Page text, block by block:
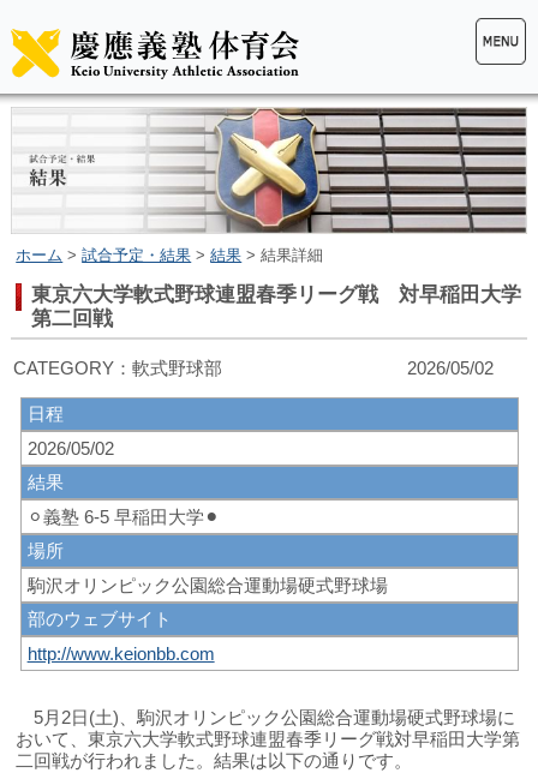
ホーム >試合予定・結果 >結果 > 結果詳細
東京六大学軟式野球連盟春季リーグ戦 対早稲田大学
第二回戦
CATEGORY：軟式野球部 2026/05/02
日程
2026/05/02
結果
⚪︎義塾 6-5 早稲田大学⚫︎
場所
駒沢オリンピック公園総合運動場硬式野球場
部のウェブサイト
http://www.keionbb.com
5月2日(土)、駒沢オリンピック公園総合運動場硬式野球場に
おいて、東京六大学軟式野球連盟春季リーグ戦対早稲田大学第
二回戦が行われました。結果は以下の通りです。